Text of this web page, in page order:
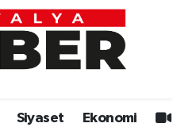
Siyaset Ekonomi